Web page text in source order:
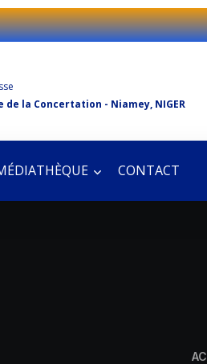
de la Concertation - Niamey, NIGER
CONTACT